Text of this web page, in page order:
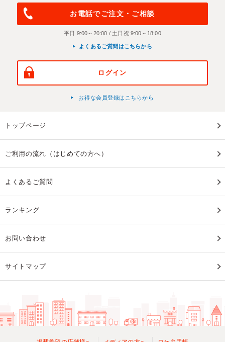
お電話でご注文・ご相談
平日 9:00～20:00 / 土日祝 9:00～18:00
よくあるご質問はこちらから
ログイン
お得な会員登録はこちらから
トップページ
ご利用の流れ（はじめての方へ）
よくあるご質問
ランキング
お問い合わせ
サイトマップ